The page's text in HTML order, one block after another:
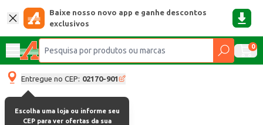
Baixe nosso novo app e ganhe descontos
exclusivos
0
Entregue no CEP: 02170-901
Escolha uma loja ou informe seu
CEP para ver ofertas da sua
Freakin Awesome